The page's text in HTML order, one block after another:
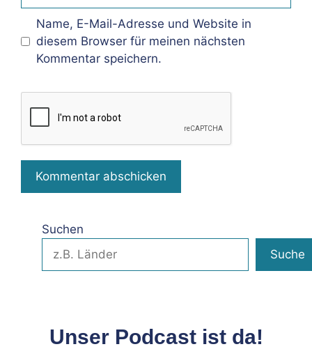
Name, E-Mail-Adresse und Website in
diesem Browser für meinen nächsten
Kommentar speichern.
Suchen
Suche
Unser Podcast ist da!